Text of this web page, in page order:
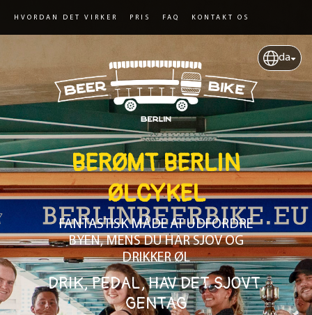
HVORDAN DET VIRKER PRIS FAQ KONTAKT OS
da
BERØMT BERLIN
ØLCYKEL
FANTASTISK MÅDE AT UDFORDRE
BYEN, MENS DU HAR SJOV OG
DRIKKER ØL
DRIK, PEDAL, HAV DET SJOVT,
GENTAG